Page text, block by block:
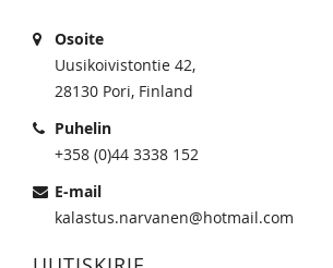
Osoite
Uusikoivistontie 42,
28130 Pori, Finland
Puhelin
+358 (0)44 3338 152
E-mail
kalastus.narvanen@hotmail.com